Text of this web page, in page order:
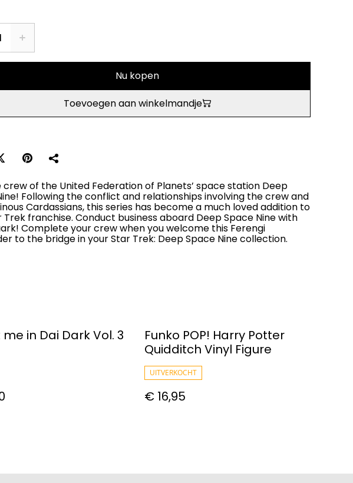
Nu kopen
Toevoegen aan winkelmandje
crew of the United Federation of Planets’ space station Deep
Following the conflict and relationships involving the crew and
Cardassians, this series has become a much loved addition to
Trek franchise. Conduct business aboard Deep Space Nine with
Complete your crew when you welcome this Ferengi
to the bridge in your Star Trek: Deep Space Nine collection.
in Dai Dark Vol. 3
Funko POP! Harry Potter
Quidditch Vinyl Figure
UITVERKOCHT
€ 16,95